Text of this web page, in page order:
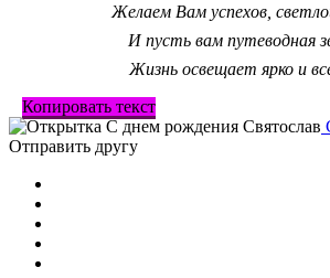
Желаем Вам успехов,
И пусть вам путеводная
Жизнь освещает ярко и
Копировать текст
Отправить другу